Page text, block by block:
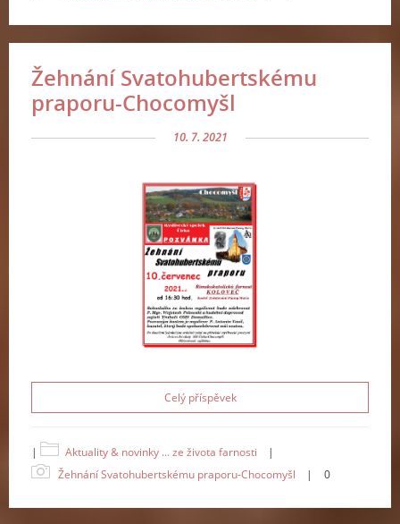
Žehnání Svatohubertskému
praporu-Chocomyšl
10. 7. 2021
Celý příspěvek
| Aktuality & novinky ... ze života farnosti
|
Žehnání Svatohubertskému praporu-Chocomyšl
| 0